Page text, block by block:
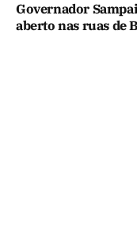
Governador
aberto nas ruas de